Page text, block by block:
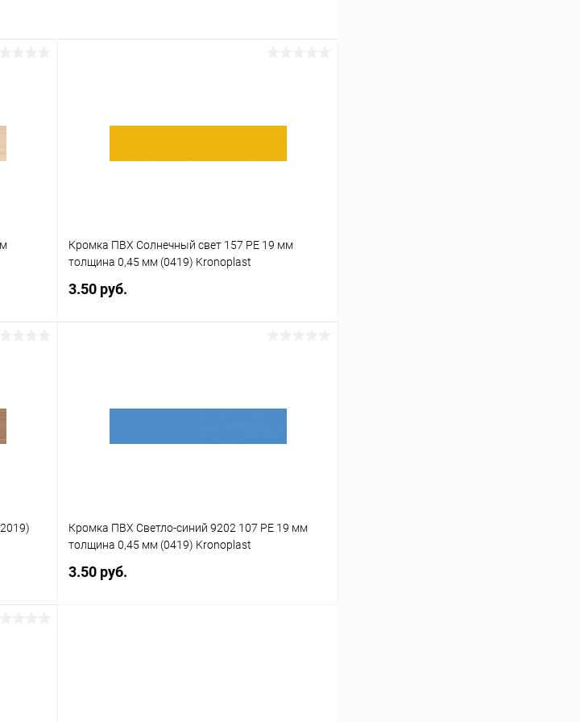
Кромка ПВХ Солнечный свет 157 PE 19 мм
толщина 0,45 мм (0419) Kronoplast
3.50 руб.
Кромка ПВХ Светло-синий 9202 107 PE 19 мм
толщина 0,45 мм (0419) Kronoplast
3.50 руб.